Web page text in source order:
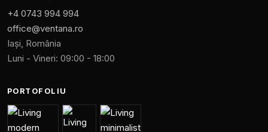
+4 0743 994 994
office@ventana.ro
Iași, România
Luni - Vineri: 09:00 - 18:00
PORTOFOLIU